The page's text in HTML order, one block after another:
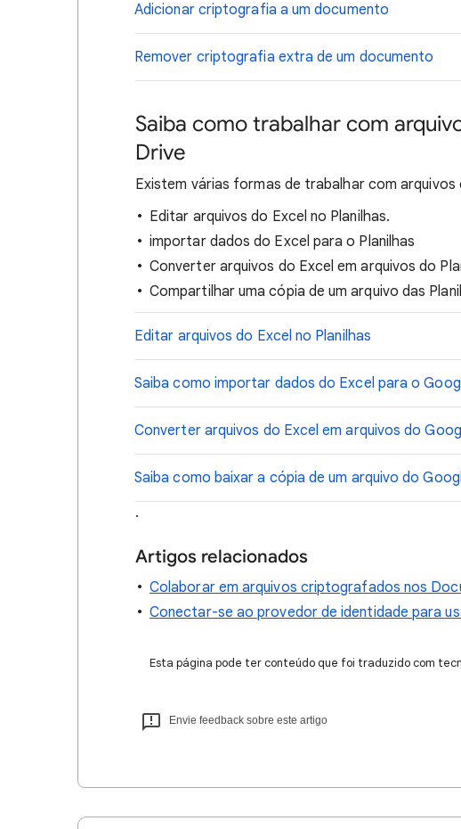
Adicionar criptografia a um documento
Remover criptografia extra de um documento
Saiba como trabalhar com
Drive
Existem várias formas de trabalhar com
Editar arquivos do Excel no Planilhas.
importar dados do Excel para o Planilhas
Converter arquivos do Excel em arquivos do
Compartilhar uma cópia de um arquivo das
Editar arquivos do Excel no Planilhas
Saiba como importar dados do Excel para o
Converter arquivos do Excel em arquivos do
Saiba como baixar a cópia de um arquivo do
.
Artigos relacionados
Colaborar em arquivos criptografados nos
Conectar-se ao provedor de identidade para
Esta página pode ter conteúdo que foi traduzido com
Envie feedback sobre este artigo